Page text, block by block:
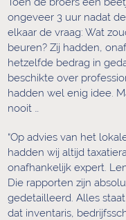
ongeveer 3 uur nadat
elkaar de vraag: Wat
beuren? Zij hadden,
hetzelfde bedrag in
beschikte over
hadden wel enig idee.
nooit …
“Op advies van het
hadden wij altijd
onafhankelijk expert.
Die rapporten zijn
gedetailleerd. Alles
dat inventaris,